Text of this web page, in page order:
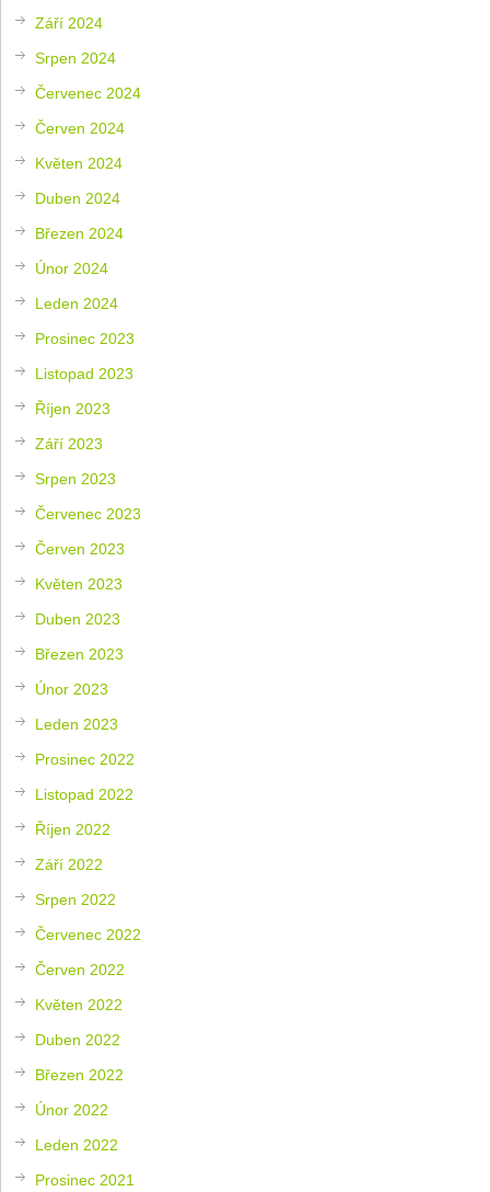
Září 2024
Srpen 2024
Červenec 2024
Červen 2024
Květen 2024
Duben 2024
Březen 2024
Únor 2024
Leden 2024
Prosinec 2023
Listopad 2023
Říjen 2023
Září 2023
Srpen 2023
Červenec 2023
Červen 2023
Květen 2023
Duben 2023
Březen 2023
Únor 2023
Leden 2023
Prosinec 2022
Listopad 2022
Říjen 2022
Září 2022
Srpen 2022
Červenec 2022
Červen 2022
Květen 2022
Duben 2022
Březen 2022
Únor 2022
Leden 2022
Prosinec 2021